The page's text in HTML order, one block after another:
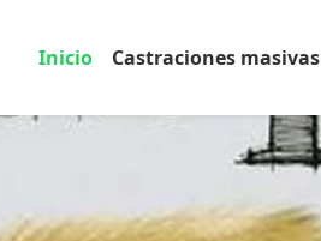
Inicio Castraciones masivas